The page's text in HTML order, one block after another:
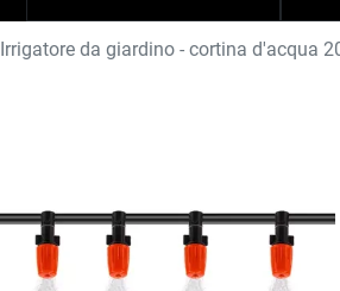
Irrigatore da giardino - cortina d'acqua